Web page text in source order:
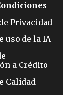
Privacidad
uso de la IA
a Crédito
Calidad